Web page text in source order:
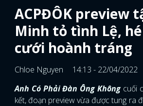
ACPĐÔK preview
Minh tỏ tình Lệ,
cưới hoành tráng
Chloe Nguyen
14:13 - 22/04/2022
Anh Có Phải Đàn Ông Không cuối
kết, đoạn preview vừa được tung ra